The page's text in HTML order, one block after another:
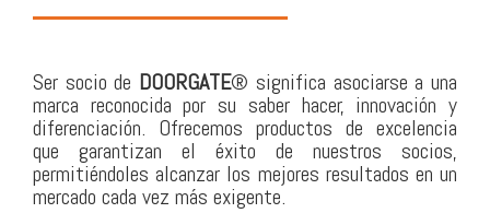
Ser socio de DOORGATE® significa asociarse a una
marca reconocida por su saber hacer, innovación y
diferenciación. Ofrecemos productos de excelencia
que garantizan el éxito de nuestros socios,
permitiéndoles alcanzar los mejores resultados en un
mercado cada vez más exigente.